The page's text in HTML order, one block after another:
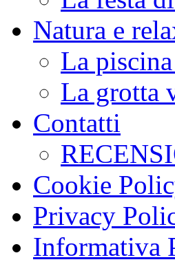
Natura e
La
La grotta
Contatti
Cookie
Privacy
Informativa